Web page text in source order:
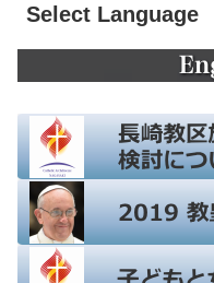
Select Language